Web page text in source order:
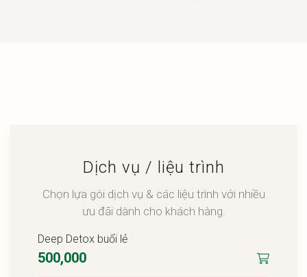
Dịch vụ / liệu trình
Chọn lựa gói dịch vụ & các liệu trình với nhiều
ưu đãi dành cho khách hàng.
Deep Detox buổi lẻ
500,000